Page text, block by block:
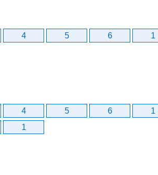
4 5 6 1
4 5 6
1
1